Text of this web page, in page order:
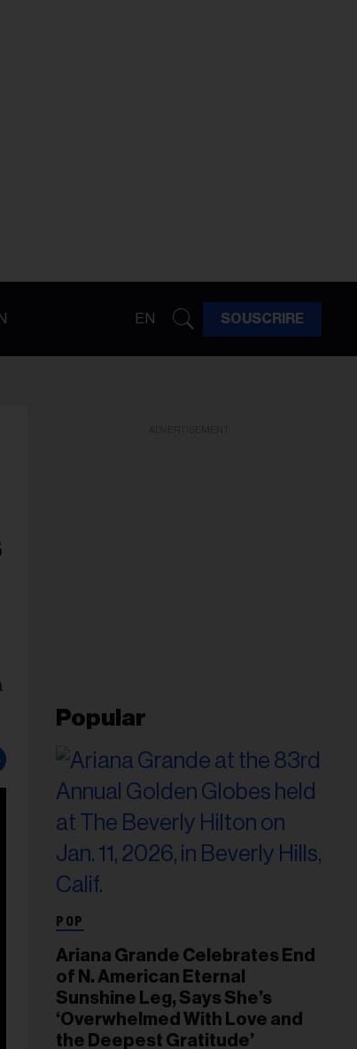
EN SOUSCRIRE
Popular
POP
Ariana Grande Celebrates End
of N. American Eternal
Sunshine Leg, Says She’s
‘Overwhelmed With Love and
the Deepest Gratitude’